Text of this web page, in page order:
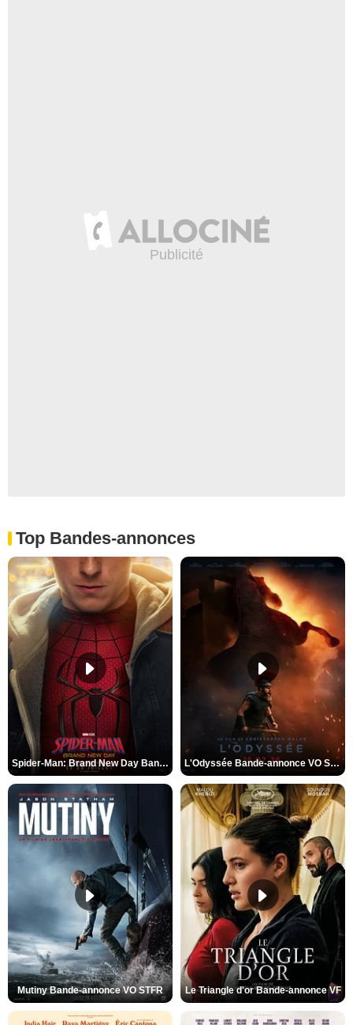
Top Bandes-annonces
Spider-Man: Brand New Day Bande-annonce VO STFR L'Odyssée Bande-annonce VO STFR
Mutiny Bande-annonce VO STFR Le Triangle d'or Bande-annonce VF